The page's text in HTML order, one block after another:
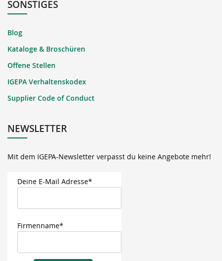
SONSTIGES
Blog
Kataloge & Broschüren
Offene Stellen
IGEPA Verhaltenskodex
Supplier Code of Conduct
NEWSLETTER
Mit dem IGEPA-Newsletter verpasst du keine Angebote mehr!
Deine E-Mail Adresse*
Firmenname*